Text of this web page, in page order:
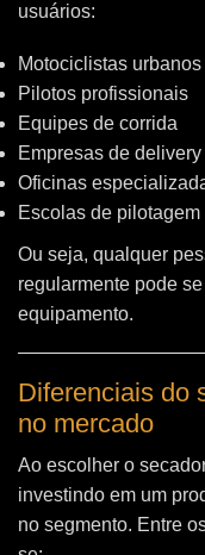
usuários:
Motociclistas urbanos
Pilotos profissionais
Equipes de corrida
Empresas de delivery
Oficinas
Escolas de pilotagem
Ou seja, qualquer
regularmente pode
equipamento.
Diferenciais do
no mercado
Ao escolher o
investindo em um
no segmento. Entre